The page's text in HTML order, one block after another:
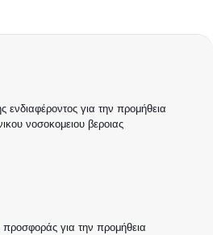
για την προμήθεια
νοσοκομειου βεροιας
για την προμήθεια